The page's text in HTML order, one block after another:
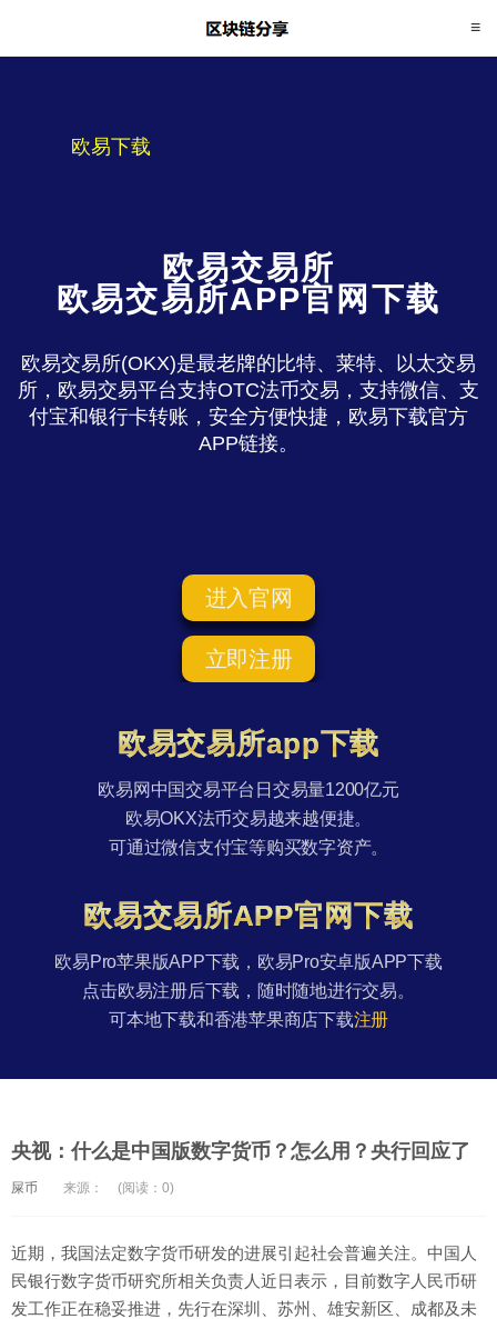
欧易下载
欧易交易所
欧易交易所APP官网下载
欧易交易所(OKX)是最老牌的比特、莱特、以太交易
所，欧易交易平台支持OTC法币交易，支持微信、支
付宝和银行卡转账，安全方便快捷，欧易下载官方
APP链接。
进入官网
立即注册
欧易交易所app下载
欧易网中国交易平台日交易量1200亿元
欧易OKX法币交易越来越便捷。
可通过微信支付宝等购买数字资产。
欧易交易所APP官网下载
欧易Pro苹果版APP下载，欧易Pro安卓版APP下载
点击欧易注册后下载，随时随地进行交易。
可本地下载和香港苹果商店下载注册
央视：什么是中国版数字货币？怎么用？央行回应了
屎币 来源： (阅读：0)
近期，我国法定数字货币研发的进展引起社会普遍关注。中国人
民银行数字货币研究所相关负责人近日表示，目前数字人民币研
发工作正在稳妥推进，先行在深圳、苏州、雄安新区、成都及未